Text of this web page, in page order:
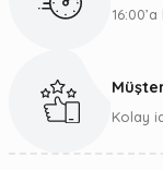
Kolay